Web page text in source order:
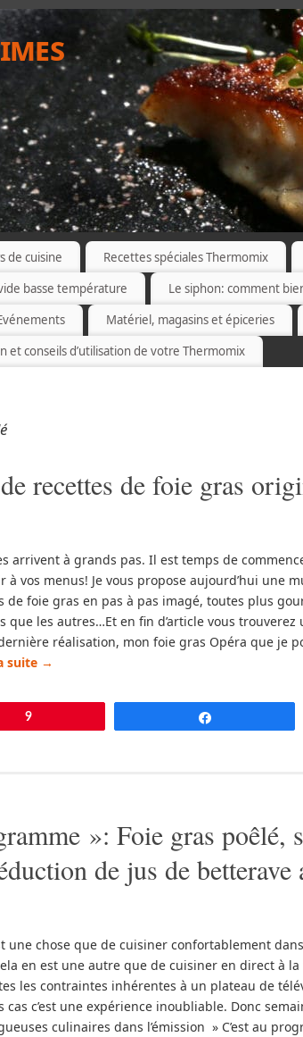
de cuisine Recettes spéciales Thermomix
basse température Le siphon: comment
Matériel, magasins et épiceries
et conseils d’utilisation de votre Thermomix
recettes de foie gras
arrivent à grands pas. Il est temps de
à vos menus! Je vous propose aujourd’hui une
de foie gras en pas à pas imagé, toutes plus
que les autres…Et en fin d’article vous trouverez
réalisation, mon foie gras Opéra que je
suite →
9
»: Foie gras poêlé,
de jus de betterave
une chose que de cuisiner confortablement
en est une autre que de cuisiner en direct à la
les contraintes inhérentes à un plateau de
cas c’est une expérience inoubliable. Donc
culinaires dans l’émission » C’est au